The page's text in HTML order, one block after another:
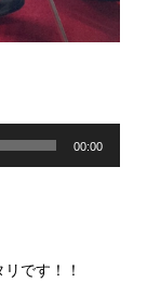
00:00
です！！